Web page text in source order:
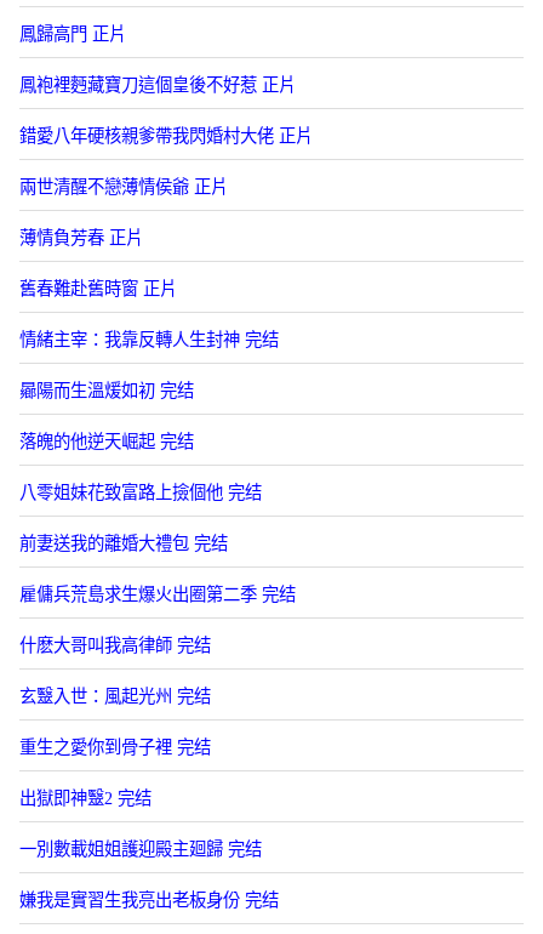
鳳歸高門 正片
鳳袍裡麪藏寶刀這個皇後不好惹 正片
錯愛八年硬核親爹帶我閃婚村大佬 正片
兩世清醒不戀薄情侯爺 正片
薄情負芳春 正片
舊春難赴舊時窗 正片
情緒主宰：我靠反轉人生封神 完结
曏陽而生溫煖如初 完结
落魄的他逆天崛起 完结
八零姐妹花致富路上撿個他 完结
前妻送我的離婚大禮包 完结
雇傭兵荒島求生爆火出圈第二季 完结
什麽大哥叫我高律師 完结
玄毉入世：風起光州 完结
重生之愛你到骨子裡 完结
出獄即神毉2 完结
一別數載姐姐護迎殿主廻歸 完结
嫌我是實習生我亮出老板身份 完结